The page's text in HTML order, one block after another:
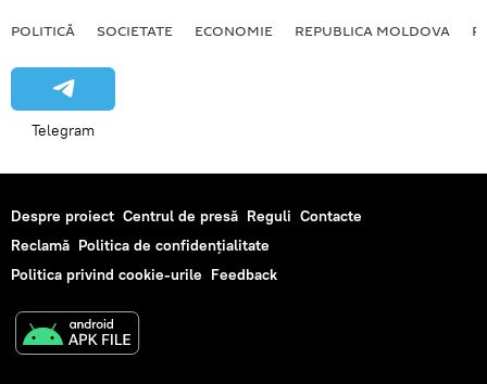
POLITICĂ SOCIETATE ECONOMIE REPUBLICA MOLDOVA
Telegram
Despre proiect Centrul de presă Reguli Contacte
Reclamă Politica de confidențialitate
Politica privind cookie-urile Feedback